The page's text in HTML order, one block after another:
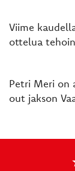
Viime
ottelua
Petri Meri on
out jakson